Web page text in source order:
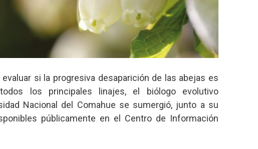
si la progresiva desaparición de las abejas es
los principales linajes, el biólogo evolutivo
Nacional del Comahue se sumergió, junto a su
públicamente en el Centro de Información